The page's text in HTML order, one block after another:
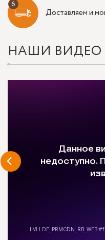
Доставляем и
НАШИ ВИДЕО